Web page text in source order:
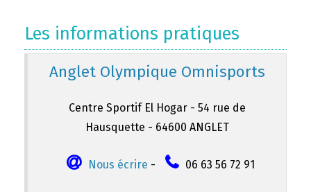
Les informations pratiques
Anglet Olympique Omnisports
Centre Sportif El Hogar - 54 rue de
Hausquette - 64600 ANGLET
Nous écrire - 06 63 56 72 91